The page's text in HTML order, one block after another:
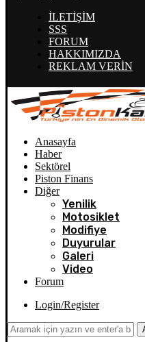
İLETİŞİM
SSS
FORUM
HAKKIMIZDA
REKLAM VERİN
Anasayfa
Haber
Sektörel
Piston Finans
Diğer
Yenilik
Motosiklet
Modifiye
Duyurular
Galeri
Video
Forum
Login/Register